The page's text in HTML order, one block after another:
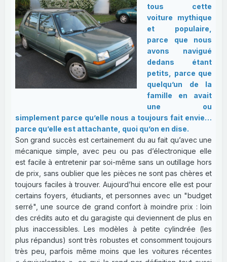
tous cette
voiture mythique
et populaire,
parce que nous
avons navigué
dedans étant
petits, parce que
quelqu’un de la
famille en avait
une ou
simplement parce qu’elle nous a toujours fait envie…
parce qu’elle est attachante, quoi qu’on en dise.
Son grand succès est certainement du au fait qu’avec une
mécanique simple, avec peu ou pas d’électronique elle
est facile à entretenir par soi-même sans un outillage hors
de prix, sans oublier que les pièces ne sont pas chères et
toujours faciles à trouver. Aujourd’hui encore elle est pour
certains foyers, étudiants, et personnes avec un "budget
serré", une source de grand confort à moindre prix : loin
des crédits auto et du garagiste qui deviennent de plus en
plus inaccessibles. Les modèles à petite cylindrée (les
plus répandus) sont très robustes et consomment toujours
très peu, parfois même moins que les voitures récentes